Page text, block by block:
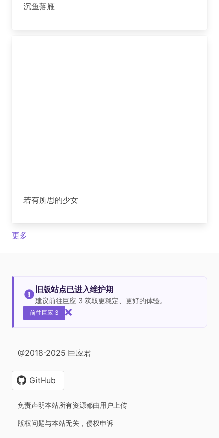
沉鱼落雁
若有所思的少女
更多
旧版站点已进入维护期
建议前往巨应 3 获取更稳定、更好的体验。
前往巨应 3
@2018-2025 巨应君
GitHub
免责声明本站所有资源都由用户上传
版权问题与本站无关，侵权申诉